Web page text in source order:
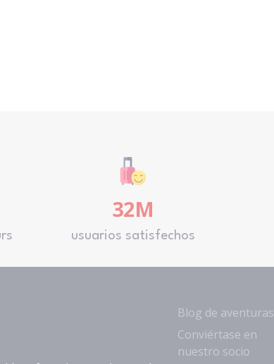
32M
usuarios satisfechos
Blog de aventuras
Conviértase en
nuestro socio